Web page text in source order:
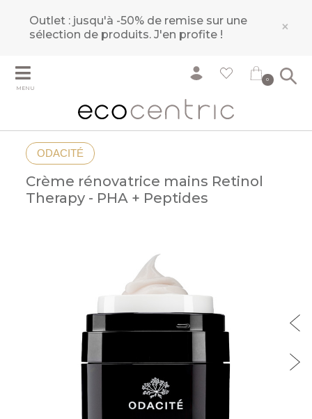
Outlet : jusqu'à -50% de remise sur une
sélection de produits.J'en profite ! ×
MENU
0
ODACITÉ
Crème rénovatrice mains Retinol
Therapy - PHA + Peptides